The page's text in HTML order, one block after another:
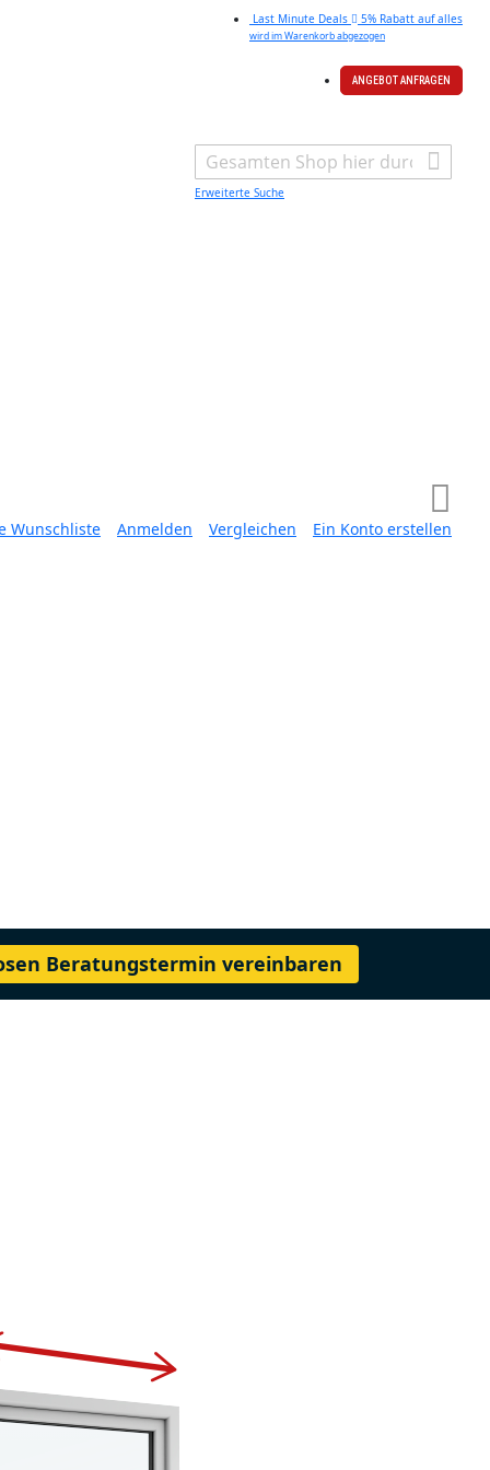
Last Minute Deals 5% Rabatt auf alles
wird im Warenkorb abgezogen
ANGEBOT ANFRAGEN
Erweiterte Suche
Wunschliste Anmelden Vergleichen Ein Konto erstellen
Beratungstermin vereinbaren